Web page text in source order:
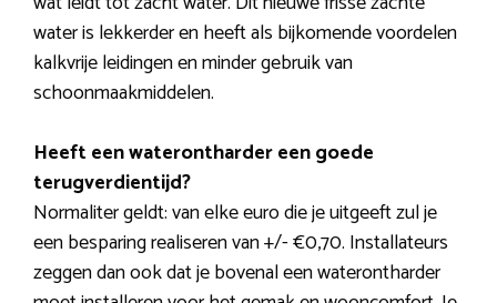
water is lekkerder en heeft als bijkomende voordelen
kalkvrije leidingen en minder gebruik van
schoonmaakmiddelen.
Heeft een waterontharder een goede
terugverdientijd?
Normaliter geldt: van elke euro die je uitgeeft zul je
een besparing realiseren van +/- €0,70. Installateurs
zeggen dan ook dat je bovenal een waterontharder